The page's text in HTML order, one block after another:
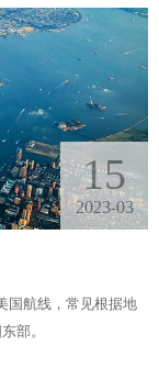
15
2023-03
国航线，常见根据地
部。